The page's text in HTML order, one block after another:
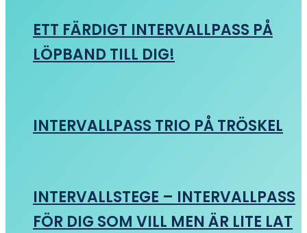
ETT FÄRDIGT INTERVALLPASS PÅ
LÖPBAND TILL DIG!
INTERVALLPASS TRIO PÅ TRÖSKEL
INTERVALLSTEGE – INTERVALLPASS
FÖR DIG SOM VILL MEN ÄR LITE LAT